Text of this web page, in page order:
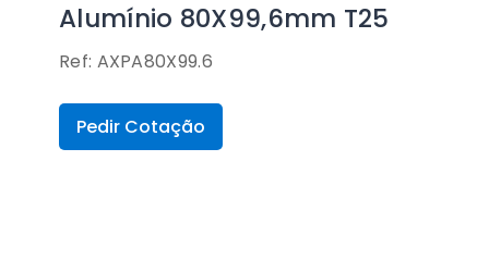
Alumínio 80X99,6mm T25
Ref: AXPA80X99.6
Pedir Cotação